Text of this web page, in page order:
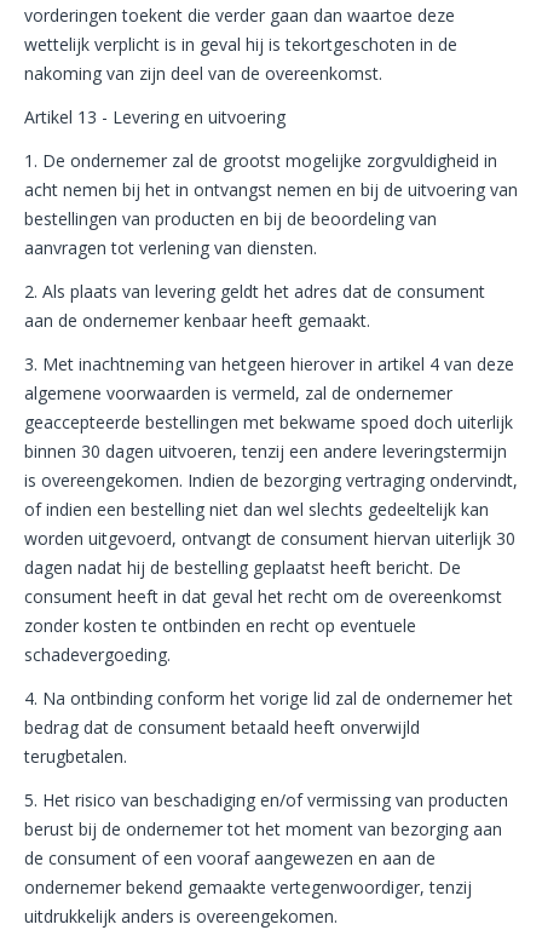
vorderingen toekent die verder gaan dan waartoe deze
wettelijk verplicht is in geval hij is tekortgeschoten in de
nakoming van zijn deel van de overeenkomst.
Artikel 13 - Levering en uitvoering
1. De ondernemer zal de grootst mogelijke zorgvuldigheid in
acht nemen bij het in ontvangst nemen en bij de uitvoering van
bestellingen van producten en bij de beoordeling van
aanvragen tot verlening van diensten.
2. Als plaats van levering geldt het adres dat de consument
aan de ondernemer kenbaar heeft gemaakt.
3. Met inachtneming van hetgeen hierover in artikel 4 van deze
algemene voorwaarden is vermeld, zal de ondernemer
geaccepteerde bestellingen met bekwame spoed doch uiterlijk
binnen 30 dagen uitvoeren, tenzij een andere leveringstermijn
is overeengekomen. Indien de bezorging vertraging ondervindt,
of indien een bestelling niet dan wel slechts gedeeltelijk kan
worden uitgevoerd, ontvangt de consument hiervan uiterlijk 30
dagen nadat hij de bestelling geplaatst heeft bericht. De
consument heeft in dat geval het recht om de overeenkomst
zonder kosten te ontbinden en recht op eventuele
schadevergoeding.
4. Na ontbinding conform het vorige lid zal de ondernemer het
bedrag dat de consument betaald heeft onverwijld
terugbetalen.
5. Het risico van beschadiging en/of vermissing van producten
berust bij de ondernemer tot het moment van bezorging aan
de consument of een vooraf aangewezen en aan de
ondernemer bekend gemaakte vertegenwoordiger, tenzij
uitdrukkelijk anders is overeengekomen.